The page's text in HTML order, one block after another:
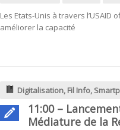
Les Etats-Unis à travers
améliorer la capacité
Digitalisation, Fil Info,
11:00 –
Médiature de la